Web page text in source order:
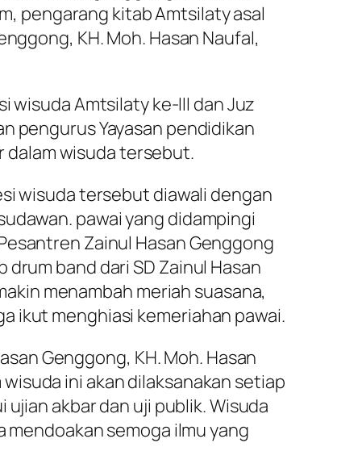
pengarang kitab Amtsilaty asal
KH. Moh. Hasan Naufal,
wisuda Amtsilaty ke-III dan Juz
pengurus Yayasan pendidikan
dalam wisuda tersebut.
wisuda tersebut diawali dengan
pawai yang didampingi
Zainul Hasan Genggong
band dari SD Zainul Hasan
menambah meriah suasana,
ikut menghiasi kemeriahan pawai.
Genggong, KH. Moh. Hasan
ini akan dilaksanakan setiap
akbar dan uji publik. Wisuda
semoga ilmu yang